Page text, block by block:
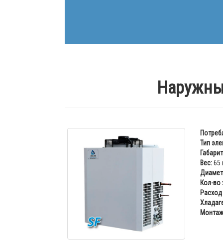
Тип
Вес:65
Кол-во